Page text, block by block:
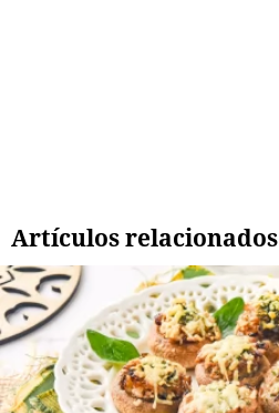
Artículos relacionados